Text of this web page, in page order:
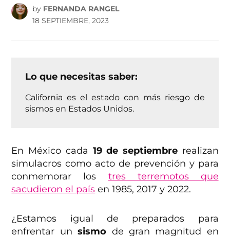
by FERNANDA RANGEL
18 SEPTIEMBRE, 2023
Lo que necesitas saber:
California es el estado con más riesgo de
sismos en Estados Unidos.
En México cada 19 de septiembrerealizan
simulacros como acto de prevención y para
conmemorar los tres terremotos que
sacudieron el país en 1985, 2017 y 2022.
¿Estamos igual de preparados para
enfrentar unsismo de gran magnitud en